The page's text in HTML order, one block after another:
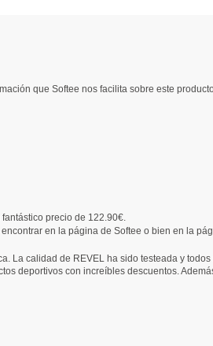
que Softee nos facilita sobre este
fantástico precio de 122.90€.
encontrar en la página de Softee o bien en la
La calidad de REVEL ha sido testeada y
deportivos con increíbles descuentos.